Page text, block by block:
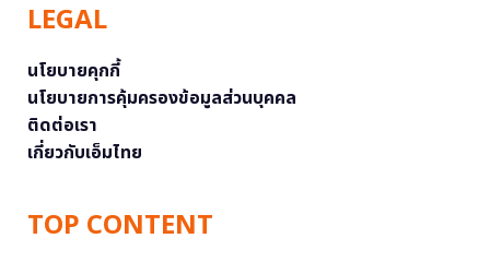
LEGAL
นโยบายคุกกี้
นโยบายการคุ้มครองข้อมูลส่วนบุคคล
ติดต่อเรา
เกี่ยวกับเอ็มไทย
TOP CONTENT